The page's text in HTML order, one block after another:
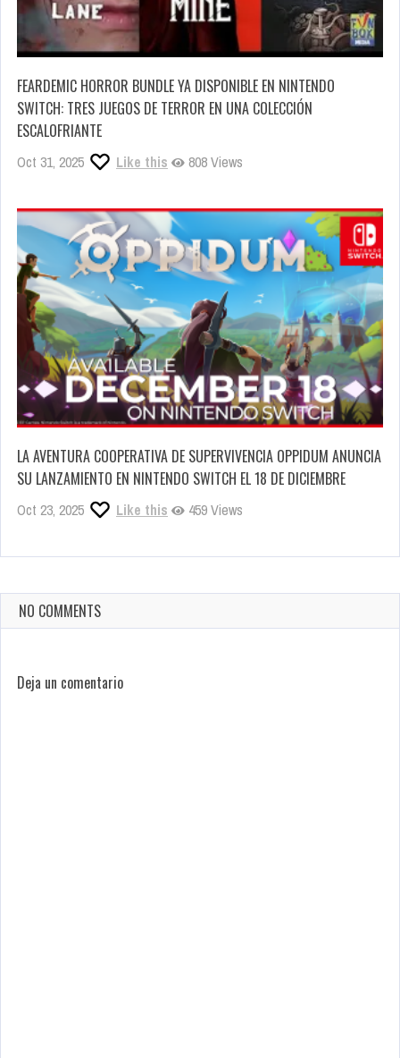
FEARDEMIC HORROR BUNDLE YA DISPONIBLE EN NINTENDO
SWITCH: TRES JUEGOS DE TERROR EN UNA COLECCIÓN
ESCALOFRIANTE
Oct 31, 2025 Like this 808 Views
LA AVENTURA COOPERATIVA DE SUPERVIVENCIA OPPIDUM ANUNCIA
SU LANZAMIENTO EN NINTENDO SWITCH EL 18 DE DICIEMBRE
Oct 23, 2025 Like this 459 Views
NO COMMENTS
Deja un comentario